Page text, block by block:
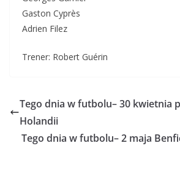
Gaston Cyprès
Adrien Filez
Trener: Robert Guérin
Tego dnia w futbolu– 30 kwietnia
Holandii
Tego dnia w futbolu– 2 maja